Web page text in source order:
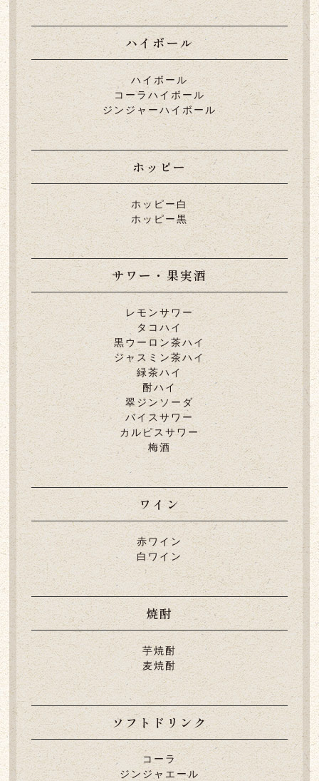
ハイボール
ハイボール
コーラハイボール
ジンジャーハイボール
ホッピー
ホッピー白
ホッピー黒
サワー・果実酒
レモンサワー
タコハイ
黒ウーロン茶ハイ
ジャスミン茶ハイ
緑茶ハイ
酎ハイ
翠ジンソーダ
バイスサワー
カルピスサワー
梅酒
ワイン
赤ワイン
白ワイン
焼酎
芋焼酎
麦焼酎
ソフトドリンク
コーラ
ジンジャエール